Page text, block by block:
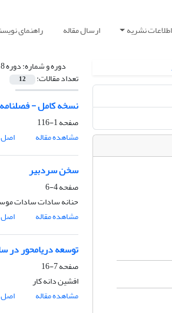
اطلاعات نشریه ارسال مقاله راهنمای
دوره و شماره:دوره 18، شماره 1، بهار 1404، صفحه 1-116
تعداد مقالات: 12
نسخه کامل - فصلنامه زیست
صفحه1-116
مشاهده مقاله
اصل
سخن سردبیر
صفحه4-6
حنانه سادات سادات
مشاهده مقاله
اصل
توسعه دریامحور در
صفحه7-16
افشین دانه کار
مشاهده مقاله
اصل